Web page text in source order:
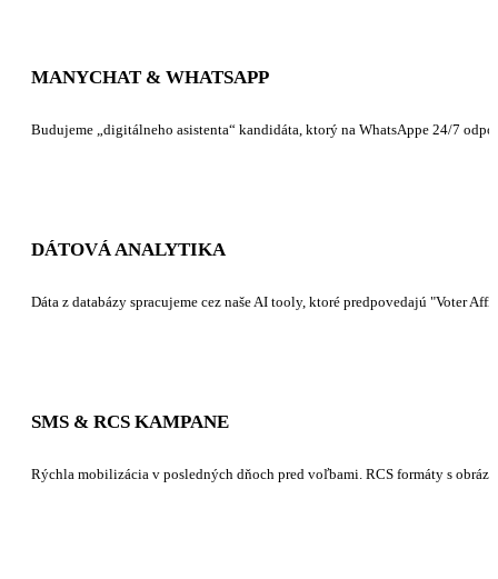
MANYCHAT & WHATSAPP
Budujeme „digitálneho asistenta“ kandidáta, ktorý na WhatsAppe 24/7
DÁTOVÁ ANALYTIKA
Dáta z databázy spracujeme cez naše AI tooly, ktoré predpovedajú "Voter
SMS & RCS KAMPANE
Rýchla mobilizácia v posledných dňoch pred voľbami. RCS formáty s